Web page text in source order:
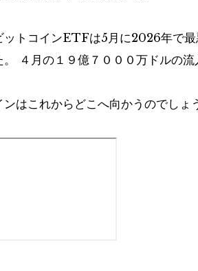
ットコインETFは5月に2026年で
４月の１９億７０００万ドルの流
はこれからどこへ向かうのでしょ